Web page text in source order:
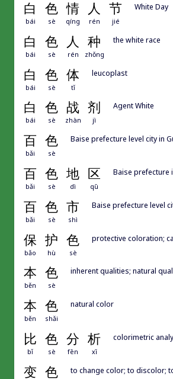
白 色 情 人 节
bái sè qíng rén jié
White Day
白 色 人 种
bái sè rén zhǒng
the white race
白 色 体
bái sè tǐ
leucoplast
白 色 战 剂
bái sè zhàn jì
Agent White
百 色
bǎi sè
Baise prefecture level city in
百 色 地 区
bǎi sè dì qū
Baise prefecture
百 色 市
bǎi sè shì
Baise prefecture level
保 护 色
bǎo hù sè
protective coloration;
本 色
běn sè
inherent qualities; natural
本 色
běn shǎi
natural color
比 色 分 析
bǐ sè fēn xī
colorimetric
变 色 to change color; to discolor;